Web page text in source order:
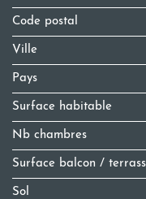
Code postal
Ville
Pays
Surface habitable
Nb chambres
Surface balcon /
Sol